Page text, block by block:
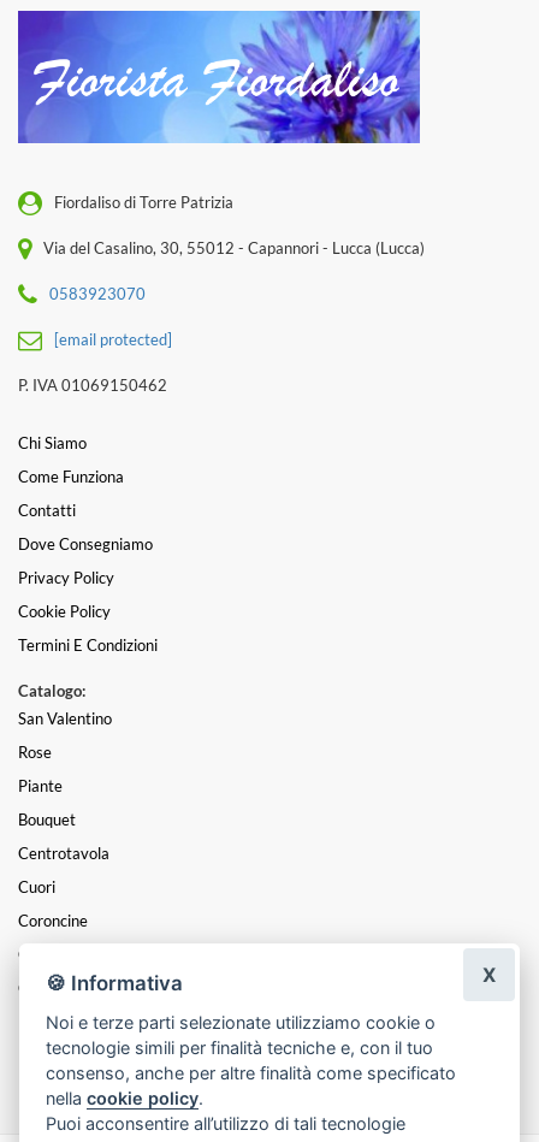
Fiordaliso di Torre Patrizia
Via del Casalino, 30, 55012 - Capannori - Lucca (Lucca)
0583923070
[email protected]
P. IVA 01069150462
Chi Siamo
Come Funziona
Contatti
Dove Consegniamo
Privacy Policy
Cookie Policy
Termini E Condizioni
Catalogo:
San Valentino
Rose
Piante
Bouquet
Centrotavola
Cuori
Coroncine
Composizioni
Cesti
Mazzi
Funebre
🍪 Informativa
Noi e terze parti selezionate utilizziamo cookie o
tecnologie simili per finalità tecniche e, con il tuo
consenso, anche per altre finalità come specificato
nellacookie policy.
Puoi acconsentire all’utilizzo di tali tecnologie
X